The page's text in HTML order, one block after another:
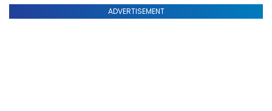
ADVERTISEMENT